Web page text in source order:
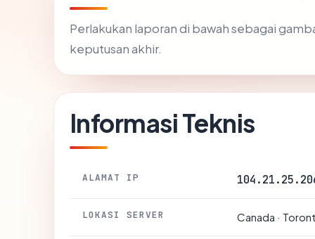
Perlakukan laporan di bawah sebagai
keputusan akhir.
Informasi Teknis
ALAMAT IP
LOKASI SERVER Canada ·